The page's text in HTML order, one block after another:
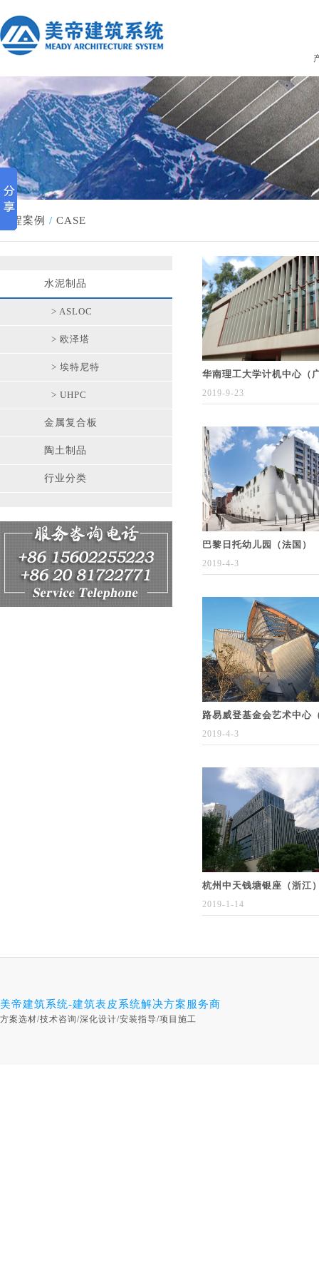
工程案例 / CASE
水泥制品
> ASLOC
> 欧泽塔
> 埃特尼特
> UHPC
金属复合板
陶土制品
行业分类
华南理工大学计机中心（
2019-9-23
巴黎日托幼儿园（法国）
2019-4-3
路易威登基金会艺术中心
2019-4-3
杭州中天钱塘银座（浙江
2019-1-14
美帝建筑系统-建筑表皮系统解决方案服务商
方案选材/技术咨询/深化设计/安装指导/项目施工